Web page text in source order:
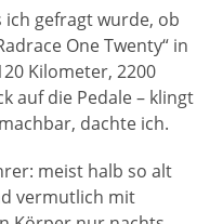
ich gefragt wurde, ob
One Twenty“ in
Kilometer, 2200
auf die Pedale – klingt
dachte ich.
meist halb so alt
vermutlich mit